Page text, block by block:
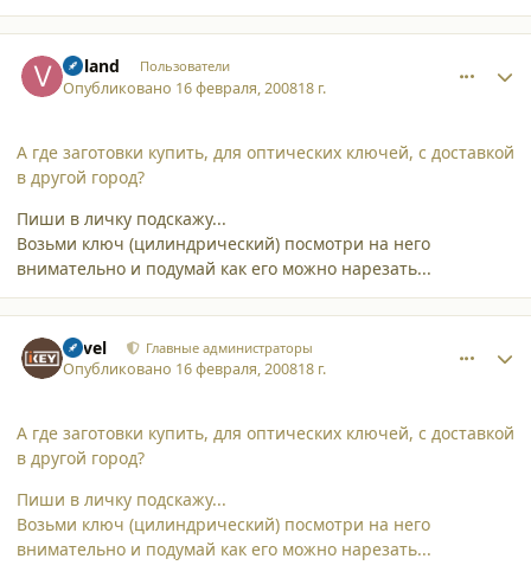
Voland Пользователи
Опубликовано 16 февраля, 200818 г.
А где заготовки купить, для оптических ключей, с доставкой
в другой город?
Пиши в личку подскажу...
Возьми ключ (цилиндрический) посмотри на него
внимательно и подумай как его можно нарезать...
Pavel Главные администраторы
Опубликовано 16 февраля, 200818 г.
А где заготовки купить, для оптических ключей, с доставкой
в другой город?
Пиши в личку подскажу...
Возьми ключ (цилиндрический) посмотри на него
внимательно и подумай как его можно нарезать...